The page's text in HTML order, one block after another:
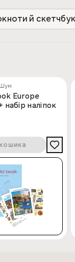
й
Europe
набір наліпок